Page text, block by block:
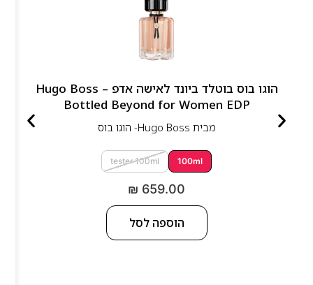
הוגו בוס בוטלד ביונד לאישה אדפ – Hugo Boss
Bottled Beyond for Women EDP
מבית Hugo Boss- הוגו בוס
100ml
tester 100ml
₪ 659.00
הוספה לסל